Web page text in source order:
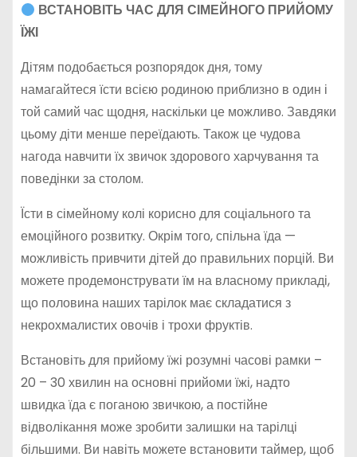
ВСТАНОВІТЬ ЧАС ДЛЯ СІМЕЙНОГО ПРИЙОМУ
ЇЖІ
Дітям подобається розпорядок дня, тому
намагайтеся їсти всією родиною приблизно в один і
той самий час щодня, наскільки це можливо. Завдяки
цьому діти менше переїдають. Також це чудова
нагода навчити їх звичок здорового харчування та
поведінки за столом.
Їсти в сімейному колі корисно для соціального та
емоційного розвитку. Окрім того, спільна їда —
можливість привчити дітей до правильних порцій. Ви
можете продемонструвати їм на власному прикладі,
що половина наших тарілок має складатися з
некрохмалистих овочів і трохи фруктів.
Встановіть для прийому їжі розумні часові рамки –
20 – 30 хвилин на основні прийоми їжі, надто
швидка їда є поганою звичкою, а постійне
відволікання може зробити залишки на тарілці
більшими. Ви навіть можете встановити таймер, щоб